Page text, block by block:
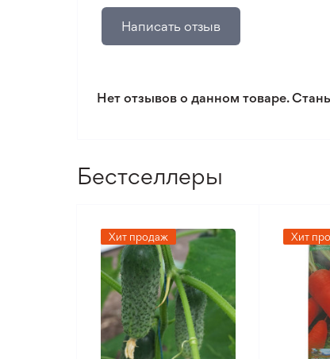
Написать отзыв
Нет отзывов о данном товаре.
Бестселлеры
Хит продаж Хит